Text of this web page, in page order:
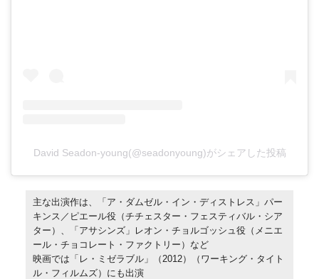
David Seadon-young(@seadonyoung)がシェアした投稿
主な出演作は、「ア・ダムゼル・イン・ディストレス」パー
キンス／ピエール役（チチェスター・フェスティバル・シア
ター）、「アサシンズ」レオン・チョルゴッシュ役（メニエ
ール・チョコレート・ファクトリー）など
映画では「レ・ミゼラブル」（2012）（ワーキング・タイト
ル・フィルムズ）にも出演